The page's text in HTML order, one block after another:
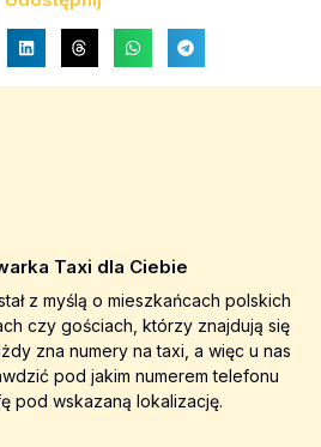
Taxi dla Ciebie
z myślą o mieszkańcach polskich
czy gościach, którzy znajdują się
zna numery na taxi, a więc u nas
pod jakim numerem telefonu
pod wskazaną lokalizację.